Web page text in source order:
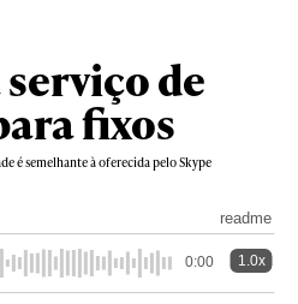
de
fixos
é semelhante à oferecida pelo Skype
readme
0:00 1.0x